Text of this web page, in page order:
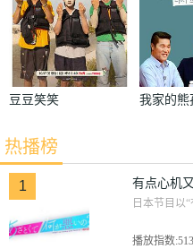
豆豆笑笑 我家的熊
热播榜
1 有点心机
日本节目以
播放指数